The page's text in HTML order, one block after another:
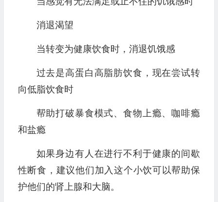
消退渴望
当转变为健康饮食时，消退饥饿感
过去是高蛋白高脂肪饮食，现在尝试转
向低脂饮食时
帮助打破暴食模式、食物上瘾、咖啡瘾
和盐瘾
如果身边有人在进行不利于健康的间歇
性断食，建议他们加入这个小饮可以帮助保
护他们的肾上腺和大脑。